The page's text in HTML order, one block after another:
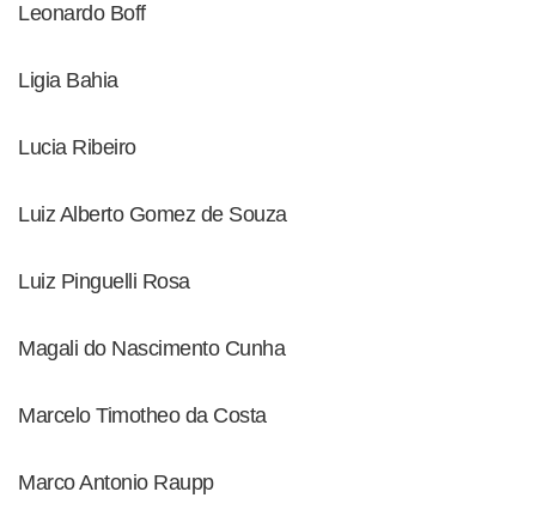
Leonardo Boff
Ligia Bahia
Lucia Ribeiro
Luiz Alberto Gomez de Souza
Luiz Pinguelli Rosa
Magali do Nascimento Cunha
Marcelo Timotheo da Costa
Marco Antonio Raupp